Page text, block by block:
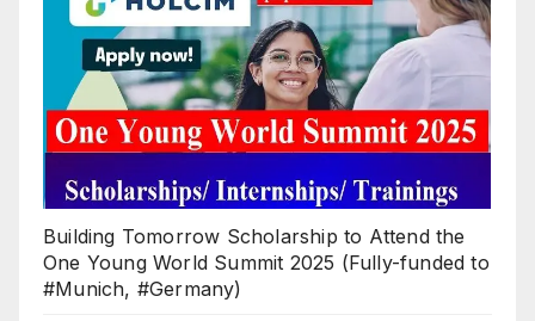
Building Tomorrow Scholarship to Attend the
One Young World Summit 2025 (Fully-funded to
#Munich, #Germany)